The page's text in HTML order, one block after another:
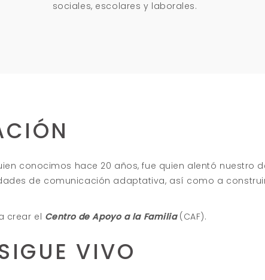
sociales, escolares y laborales.
conocimos hace 20 años, fue quien alentó nuestro
de comunicación adaptativa, así como a
crear el Centro de Apoyo a la Familia(CAF).
VIVO